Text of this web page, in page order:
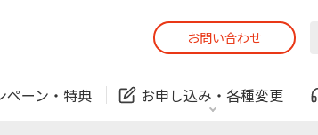
お問い合わせ
ペーン・ 特典 お申し込み・ 各種変更
でんき 固定
法